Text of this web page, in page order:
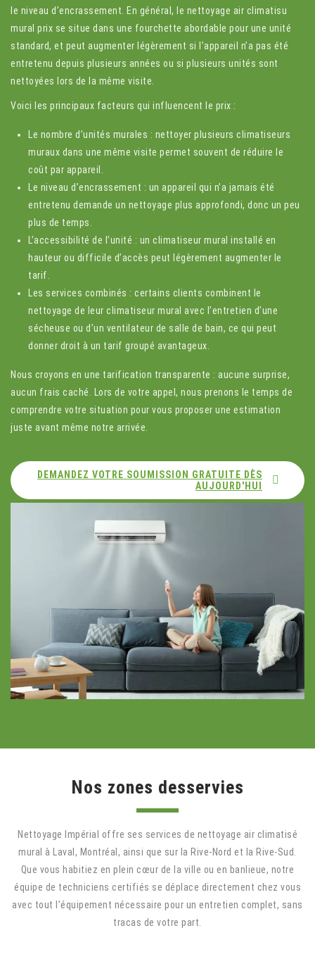
le niveau d’encrassement. En général, le nettoyage air climatisu
mural prix se situe dans une fourchette abordable pour une unité
standard, et peut augmenter légèrement si l’appareil n’a pas été
entretenu depuis plusieurs années ou si plusieurs unités sont
nettoyées lors de la même visite.
Voici les principaux facteurs qui influencent le prix :
Le nombre d’unités murales : nettoyer plusieurs climatiseurs
muraux dans une même visite permet souvent de réduire le
coût par appareil.
Le niveau d’encrassement : un appareil qui n’a jamais été
entretenu demande un nettoyage plus approfondi, donc un peu
plus de temps.
L’accessibilité de l’unité : un climatiseur mural installé en
hauteur ou difficile d’accès peut légèrement augmenter le
tarif.
Les services combinés : certains clients combinent le
nettoyage de leur climatiseur mural avec l’entretien d’une
sécheuse ou d’un ventilateur de salle de bain, ce qui peut
donner droit à un tarif groupé avantageux.
Nous croyons en une tarification transparente : aucune surprise,
aucun frais caché. Lors de votre appel, nous prenons le temps de
comprendre votre situation pour vous proposer une estimation
juste avant même notre arrivée.
DEMANDEZ VOTRE SOUMISSION GRATUITE DÈS
AUJOURD'HUI
Nos zones desservies
Nettoyage Impérial offre ses services de nettoyage air climatisé
mural à Laval, Montréal, ainsi que sur la Rive-Nord et la Rive-Sud.
Que vous habitiez en plein cœur de la ville ou en banlieue, notre
équipe de techniciens certifiés se déplace directement chez vous
avec tout l’équipement nécessaire pour un entretien complet, sans
tracas de votre part.